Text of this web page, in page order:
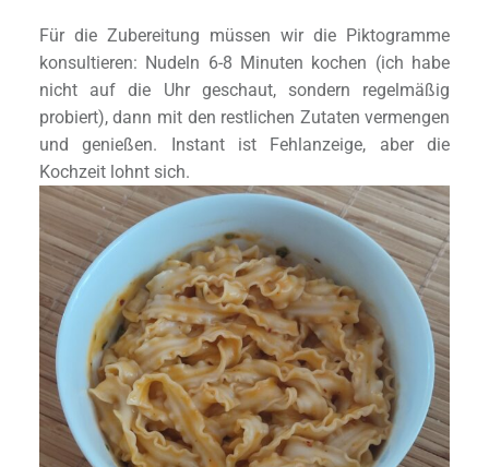
Für die Zubereitung müssen wir die Piktogramme
konsultieren: Nudeln 6-8 Minuten kochen (ich habe
nicht auf die Uhr geschaut, sondern regelmäßig
probiert), dann mit den restlichen Zutaten vermengen
und genießen. Instant ist Fehlanzeige, aber die
Kochzeit lohnt sich.